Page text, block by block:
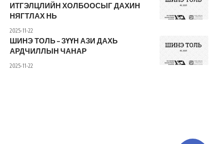
ИТГЭЛЦЛИЙН ХОЛБООСЫГ ДАХИН
НЯГТЛАХ НЬ
2025-11-22
ШИНЭ ТОЛЬ – ЗҮҮН АЗИ ДАХЬ
АРДЧИЛЛЫН ЧАНАР
2025-11-22